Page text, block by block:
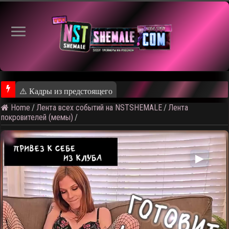
⚠️ Кадры из предстоящего ролика
Home / Лента всех событий на NSTSHEMALE / Лента
покровителей (мемы) /
▶